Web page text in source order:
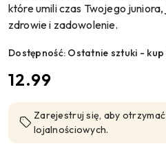
które umili czas Twojego
zdrowie i zadowolenie.
Dostępność: Ostatnie sztuki -
cena:
12.99
Zarejestruj się, aby
lojalnościowych.